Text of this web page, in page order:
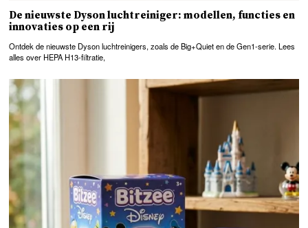
De nieuwste Dyson luchtreiniger: modellen, functies en
innovaties op een rij
Ontdek de nieuwste Dyson luchtreinigers, zoals de Big+Quiet en de Gen1-serie. Lees
alles over HEPA H13-filtratie,